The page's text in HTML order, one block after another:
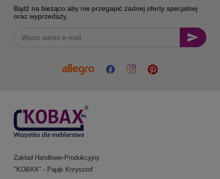
Bądź na bieżąco aby nie przegapić żadnej oferty specjalnej
oraz wyprzedaży.
Zakład Handlowo-Produkcyjny
"KOBAX" - Pająk Krzysztof